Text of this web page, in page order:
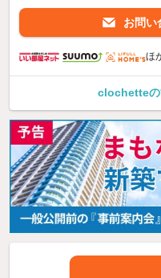
お問い
ほ
clochetteの